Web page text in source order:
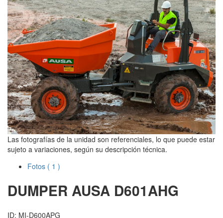
Las fotografías de la unidad son referenciales, lo que puede estar
sujeto a variaciones, según su descripción técnica.
Fotos ( 1 )
DUMPER AUSA D601AHG
ID: MI-D600APG